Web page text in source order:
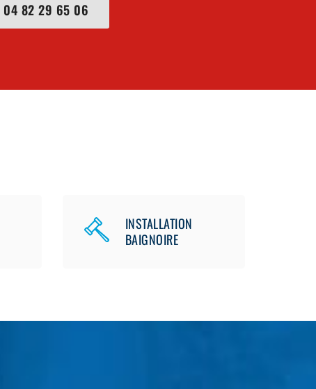
04 82 29 65 06
INSTALLATION
BAIGNOIRE